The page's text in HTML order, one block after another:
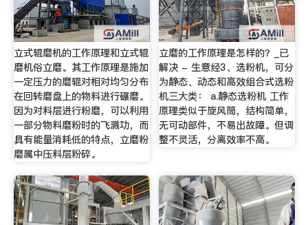
立式辊磨机的工作原理和立式辊
磨机俗立磨。其工作原理是施加
一定压力的磨辊对相对均匀分布
在回转磨盘上的物料进行碾磨。
因为对料层进行粉磨，可以利用
一部分物料磨粉时的飞溅功，而
具有能量消耗低的特点，立磨粉
磨属中压料层粉碎。
立磨的工作原理是怎样的？_已
解决 - 生意经3、选粉机，可分
为静态、动态和高效组合式选粉
机三大类： a.静态选粉机 工作
原理类似于旋风筒，结构简单，
无可动部件，不易出故障。但调
整不灵活，分离效率不高。